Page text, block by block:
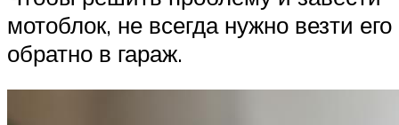
мотоблок, не всегда нужно везти его
обратно в гараж.